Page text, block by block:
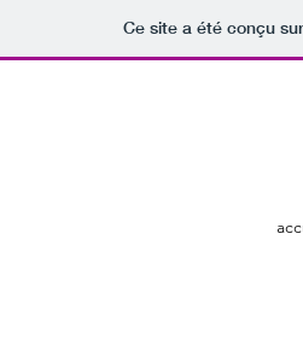
Ce site a été conçu